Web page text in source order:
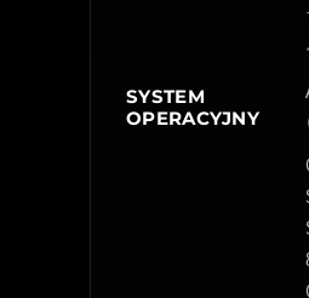
SYSTEM
OPERACYJNY